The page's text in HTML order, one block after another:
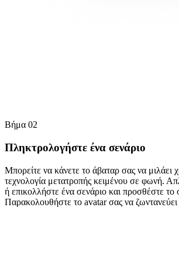
Βήμα 02
Πληκτρολογήστε ένα σενάριο
Μπορείτε να κάνετε το άβαταρ σας να μιλάει
τεχνολογία μετατροπής κειμένου σε φωνή.
ή επικολλήστε ένα σενάριο και προσθέστε το
Παρακολουθήστε το avatar σας να